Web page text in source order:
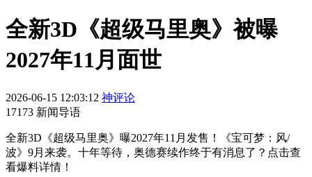
全新3D《超级马里奥》被曝
2027年11月面世
2026-06-15 12:03:12 神评论
17173 新闻导语
全新3D《超级马里奥》曝2027年11月发售！《宝可梦：风/
波》9月来袭。十年等待，奥德赛续作终于有消息了？点击查
看爆料详情！